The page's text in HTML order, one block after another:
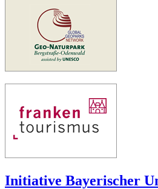
Initiative Bayerischer